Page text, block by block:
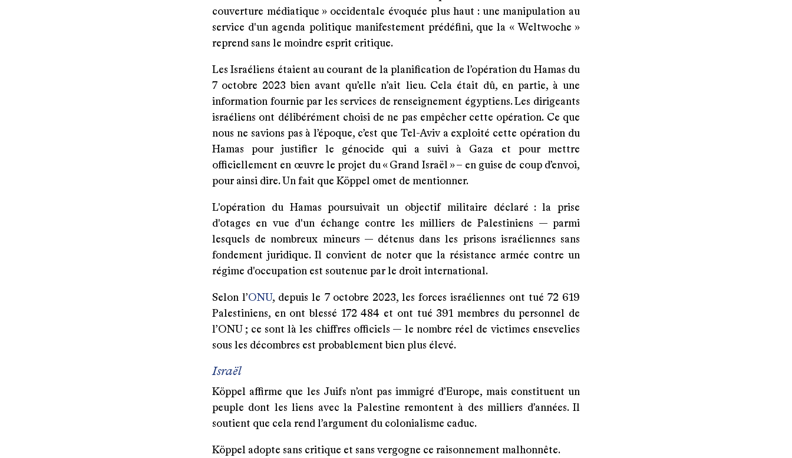
couverture médiatique » occidentale évoquée plus haut : une manipulation au
service d'un agenda politique manifestement prédéfini, que la « Weltwoche »
reprend sans le moindre esprit critique.
Les Israéliens étaient au courant de la planification de l’opération du Hamas du
7 octobre 2023 bien avant qu’elle n’ait lieu. Cela était dû, en partie, à une
information fournie par les services de renseignement égyptiens. Les dirigeants
israéliens ont délibérément choisi de ne pas empêcher cette opération. Ce que
nous ne savions pas à l’époque, c’est que Tel-Aviv a exploité cette opération du
Hamas pour justifier le génocide qui a suivi à Gaza et pour mettre
officiellement en œuvre le projet du « Grand Israël » – en guise de coup d’envoi,
pour ainsi dire. Un fait que Köppel omet de mentionner.
L'opération du Hamas poursuivait un objectif militaire déclaré : la prise
d'otages en vue d'un échange contre les milliers de Palestiniens — parmi
lesquels de nombreux mineurs — détenus dans les prisons israéliennes sans
fondement juridique. Il convient de noter que la résistance armée contre un
régime d'occupation est soutenue par le droit international.
Selon l’ONU, depuis le 7 octobre 2023, les forces israéliennes ont tué 72 619
Palestiniens, en ont blessé 172 484 et ont tué 391 membres du personnel de
l’ONU ; ce sont là les chiffres officiels — le nombre réel de victimes ensevelies
sous les décombres est probablement bien plus élevé.
Israël
Köppel affirme que les Juifs n’ont pas immigré d’Europe, mais constituent un
peuple dont les liens avec la Palestine remontent à des milliers d’années. Il
soutient que cela rend l’argument du colonialisme caduc.
Köppel adopte sans critique et sans vergogne ce raisonnement malhonnête.